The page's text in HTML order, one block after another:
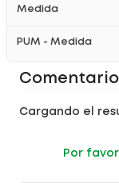
Medida
PUM - Medida
Cargando el
Por